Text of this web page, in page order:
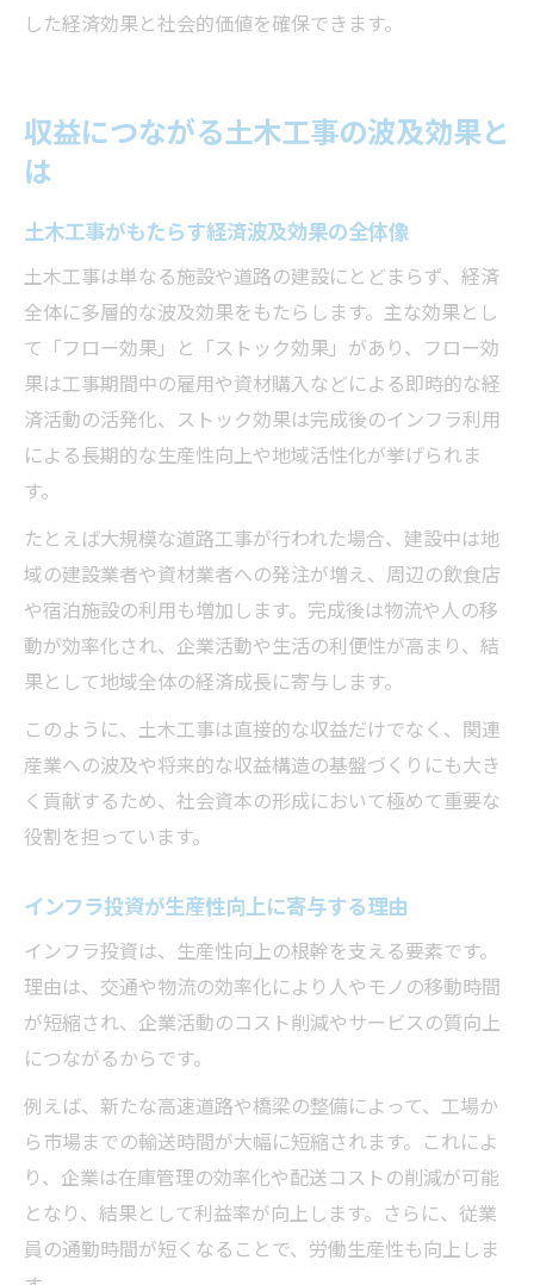
した経済効果と社会的価値を確保できます。
収益につながる土木工事の波及効果と
は
土木工事がもたらす経済波及効果の全体像
土木工事は単なる施設や道路の建設にとどまらず、経済
全体に多層的な波及効果をもたらします。主な効果とし
て「フロー効果」と「ストック効果」があり、フロー効
果は工事期間中の雇用や資材購入などによる即時的な経
済活動の活発化、ストック効果は完成後のインフラ利用
による長期的な生産性向上や地域活性化が挙げられま
す。
たとえば大規模な道路工事が行われた場合、建設中は地
域の建設業者や資材業者への発注が増え、周辺の飲食店
や宿泊施設の利用も増加します。完成後は物流や人の移
動が効率化され、企業活動や生活の利便性が高まり、結
果として地域全体の経済成長に寄与します。
このように、土木工事は直接的な収益だけでなく、関連
産業への波及や将来的な収益構造の基盤づくりにも大き
く貢献するため、社会資本の形成において極めて重要な
役割を担っています。
インフラ投資が生産性向上に寄与する理由
インフラ投資は、生産性向上の根幹を支える要素です。
理由は、交通や物流の効率化により人やモノの移動時間
が短縮され、企業活動のコスト削減やサービスの質向上
につながるからです。
例えば、新たな高速道路や橋梁の整備によって、工場か
ら市場までの輸送時間が大幅に短縮されます。これによ
り、企業は在庫管理の効率化や配送コストの削減が可能
となり、結果として利益率が向上します。さらに、従業
員の通勤時間が短くなることで、労働生産性も向上しま